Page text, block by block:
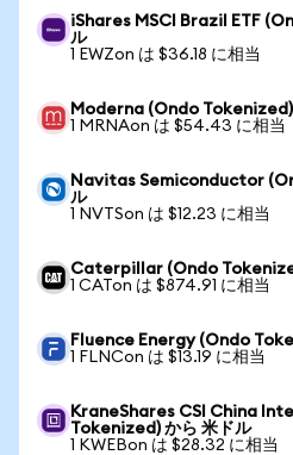
iShares MSCI Brazil ETF
ル
1 EWZon は $36.18 に相当
Moderna (Ondo Tokenized)
1 MRNAon は $54.43 に相当
Navitas Semiconductor
ル
1 NVTSon は $12.23 に相当
Caterpillar (Ondo
1 CATon は $874.91 に相当
Fluence Energy (Ondo
1 FLNCon は $13.19 に相当
KraneShares CSI China
Tokenized) から 米ドル
1 KWEBon は $28.32 に相当